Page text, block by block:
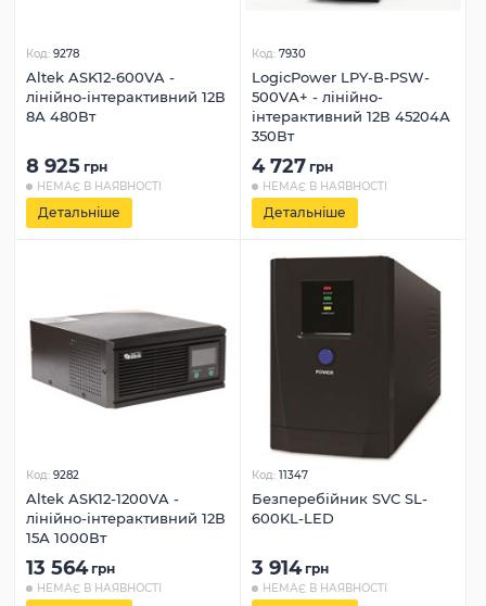
Код: 9278
Altek ASK12-600VA -
лінійно-інтерактивний 12В
8А 480Вт
8 925 грн
НЕМАЄ В НАЯВНОСТІ
Детальніше
Код: 7930
LogicPower LPY-B-PSW-
500VA+ - лінійно-
інтерактивний 12В 45204А
350Вт
4 727 грн
НЕМАЄ В НАЯВНОСТІ
Детальніше
Код: 9282
Altek ASK12-1200VA -
лінійно-інтерактивний 12В
15А 1000Вт
13 564 грн
НЕМАЄ В НАЯВНОСТІ
Код: 11347
Безперебійник SVC SL-
600KL-LED
3 914 грн
НЕМАЄ В НАЯВНОСТІ